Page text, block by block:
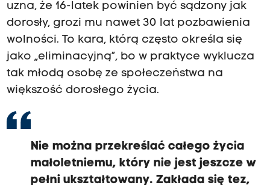
uzna, że 16-latek powinien być sądzony jak
dorosły, grozi mu nawet 30 lat pozbawienia
wolności. To kara, którą często określa się
jako „eliminacyjną”, bo w praktyce wyklucza
tak młodą osobę ze społeczeństwa na
większość dorosłego życia.
Nie można przekreślać całego życia
małoletniemu, który nie jest jeszcze w
pełni ukształtowany. Zakłada się tez,